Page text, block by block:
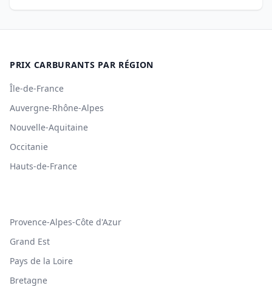
PRIX CARBURANTS PAR RÉGION
Île-de-France
Auvergne-Rhône-Alpes
Nouvelle-Aquitaine
Occitanie
Hauts-de-France
Provence-Alpes-Côte d'Azur
Grand Est
Pays de la Loire
Bretagne